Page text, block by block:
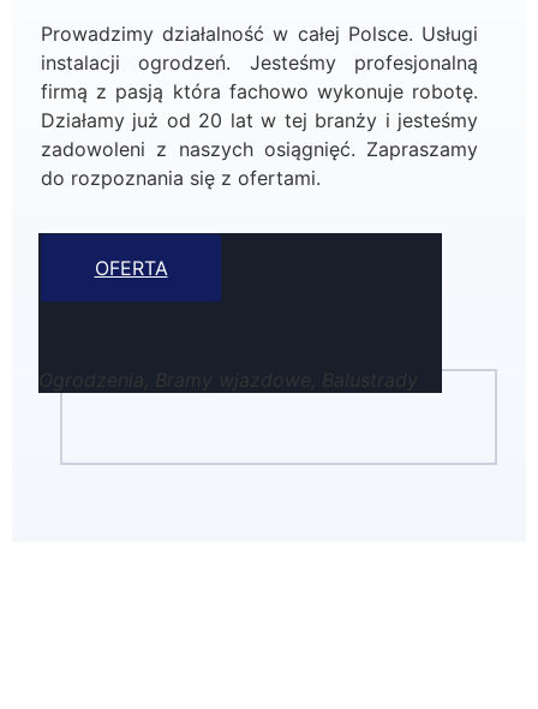
Prowadzimy działalność w całej Polsce. Usługi
instalacji ogrodzeń. Jesteśmy profesjonalną
firmą z pasją która fachowo wykonuje robotę.
Działamy już od 20 lat w tej branży i jesteśmy
zadowoleni z naszych osiągnięć. Zapraszamy
do rozpoznania się z ofertami.
OFERTA
Ogrodzenia, Bramy wjazdowe, Balustrady